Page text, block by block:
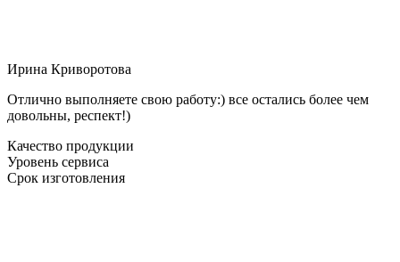
Ирина Криворотова
Отлично выполняете свою работу:) все остались более чем
довольны, респект!)
Качество продукции
Уровень сервиса
Срок изготовления